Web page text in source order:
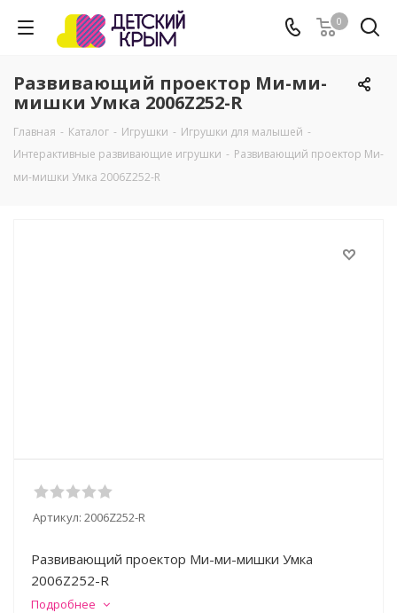
0
Развивающий проектор Ми-ми-
мишки Умка 2006Z252-R
Главная - Каталог - Игрушки - Игрушки для малышей -
Интерактивные развивающие игрушки - Развивающий проектор Ми-
ми-мишки Умка 2006Z252-R
Артикул: 2006Z252-R
Развивающий проектор Ми-ми-мишки Умка
2006Z252-R
Подробнее